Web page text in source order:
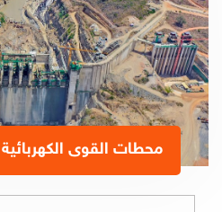
محطات القوى الكهربائية